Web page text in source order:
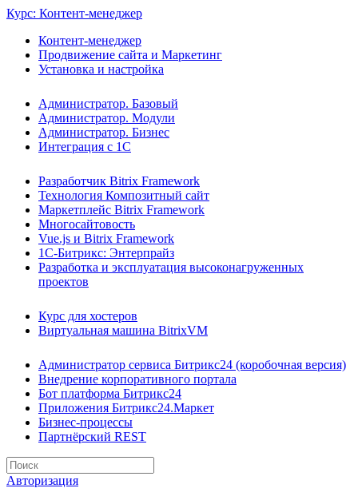
Курс: Контент-менеджер
Контент-менеджер
Продвижение сайта и Маркетинг
Установка и настройка
Администратор. Базовый
Администратор. Модули
Администратор. Бизнес
Интеграция с 1С
Разработчик Bitrix Framework
Технология Композитный сайт
Маркетплейс Bitrix Framework
Многосайтовость
Vue.js и Bitrix Framework
1С-Битрикс: Энтерпрайз
Разработка и эксплуатация высоконагруженных
проектов
Курс для хостеров
Виртуальная машина BitrixVM
Администратор сервиса Битрикс24 (коробочная версия)
Внедрение корпоративного портала
Бот платформа Битрикс24
Приложения Битрикс24.Маркет
Бизнес-процессы
Партнёрский REST
Авторизация